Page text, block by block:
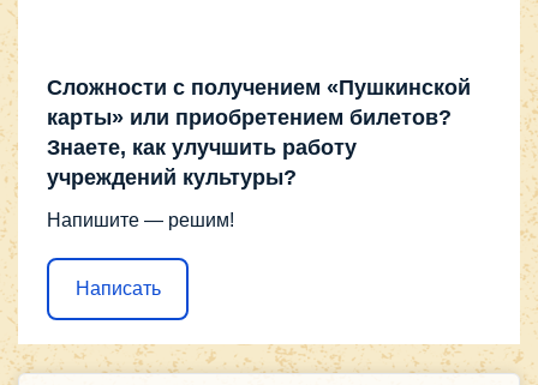
Сложности с получением «Пушкинской
карты» или приобретением билетов?
Знаете, как улучшить работу
учреждений культуры?
Напишите — решим!
Написать